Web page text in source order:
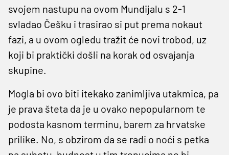
svojem nastupu na ovom Mundijalu s 2-1
svladao Češku i trasirao si put prema nokaut
fazi, a u ovom ogledu tražit će novi trobod, uz
koji bi praktički došli na korak od osvajanja
skupine.
Mogla bi ovo biti itekako zanimljiva utakmica, pa
je prava šteta da je u ovako nepopularnom te
podosta kasnom terminu, barem za hrvatske
prilike. No, s obzirom da se radi o noći s petka